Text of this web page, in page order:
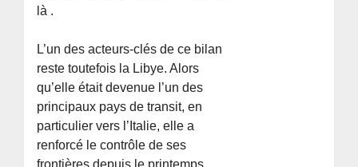
là .
L’un des acteurs-clés de ce bilan
reste toutefois la Libye. Alors
qu’elle était devenue l’un des
principaux pays de transit, en
particulier vers l’Italie, elle a
renforcé le contrôle de ses